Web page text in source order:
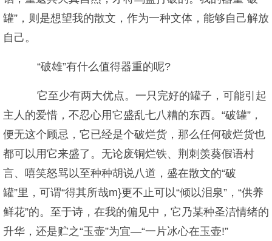
罐”，则是想望我的散文，作为一种文体，能够自己解放
自己。
“破雄”有什么值得器重的呢?
它至少有两大优点。一只完好的罐子，可能引起
主人的爱惜，不忍心用它盛乱七八糟的东西。“破罐”，
便无这个顾忌，它已经是个破烂货，那么任何破烂货也
都可以用它来盛了。无论废铜烂铁、荆刺羡葵假语村
言、嘻笑怒骂以至种种胡说八道，盛在散文的“破
罐”里，可谓“得其所哉m}更不止可以“倾以泪泉”，“供养
鲜花”的。至于诗，在我的偏见中，它乃某种圣洁情绪的
升华，还是贮之“玉壶”为宜—“一片冰心在玉壶!”